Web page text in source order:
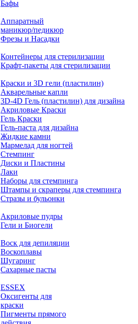
Бафы
Аппаратный
маникюр/педикюр
Фрезы и Насадки
Контейнеры для стерилизации
Крафт-пакеты для стерилизации
Краски и 3D гели (пластилин)
Акварельные капли
3D-4D Гель (пластилин) для дизайна
Акриловые Краски
Гель Краски
Гель-паста для дизайна
Жидкие камни
Мармелад для ногтей
Стемпинг
Диски и Пластины
Лаки
Наборы для стемпинга
Штампы и скраперы для стемпинга
Стразы и бульонки
Акриловые пудры
Гели и Биогели
Воск для депиляции
Воскоплавы
Шугаринг
Сахарные пасты
ESSEX
Оксигенты для
краски
Пигменты прямого